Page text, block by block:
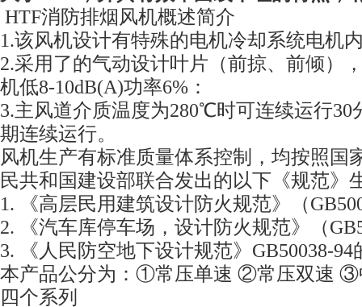
HTF消防排烟风机概述简介
1.该风机设计有特殊的电机冷却系统电机
2.采用了的气动设计叶片（前掠、前倾）
机低8-10dB(A)功率6%：
3.主风道介质温度为280℃时可连续运行
期连续运行。
风机生产有标准质量体系控制，均按照国
民共和国建设部联合发出的以下《规范》
1. 《高层民用建筑设计防火规范》（
2. 《汽车库停车场，设计防火规范》（
3. 《人民防空地下设计规范》GB50038-94
本产品公分为：①常压单速 ②常压双速
四个系列